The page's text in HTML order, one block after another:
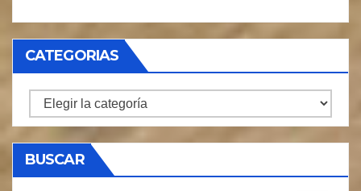
CATEGORIAS
CATEGORIAS
BUSCAR